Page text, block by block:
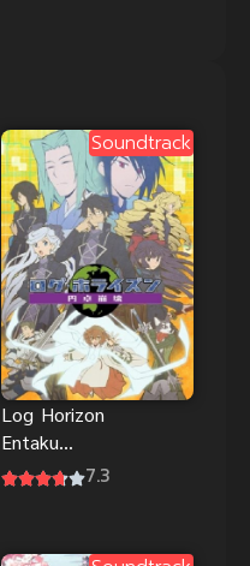
Soundtrack
Log Horizon
Entaku
Houkai รวม
3
7.3